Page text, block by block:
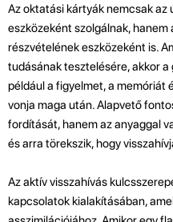
Az oktatási kártyák nemcsak az
eszközeként szolgálnak,
részvételének eszközeként is.
tudásának tesztelésére, akkor
például a figyelmet, a memóriát
vonja maga után. Alapvető
fordítását, hanem az anyaggal
és arra törekszik, hogy
Az aktív visszahívás
kapcsolatok kialakításában,